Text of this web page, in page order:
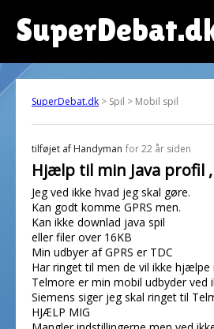
SuperDebat.dk > Spil > Mobil spil
tilføjet af Handyman for 22 år siden
Hjælp til min Java profil
Jeg ved ikke hvad jeg skal gøre.
Kan godt komme GPRS men.
Kan ikke downlad java spil
eller filer over 16KB
Min udbyer af GPRS er TDC
Har ringet til men de vil ikke hjælpe
Telmore er min mobil udbyder ved
Siemens siger jeg skal ringet til
HJÆLP MIG